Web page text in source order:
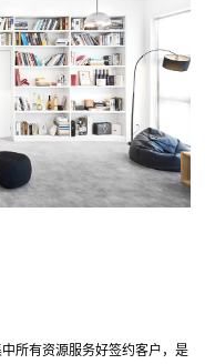
所有资源服务好签约客户，是